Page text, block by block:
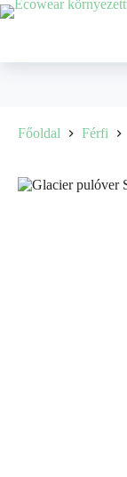
Főoldal Férfi